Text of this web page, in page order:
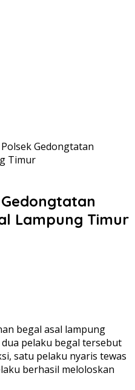
Gedongtatan
Timur
Lampung Timur
begal asal lampung
pelaku begal tersebut
satu pelaku nyaris tewas
berhasil meloloskan